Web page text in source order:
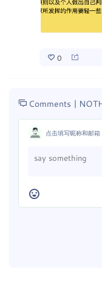
0
Comments |
点击填写昵称和邮